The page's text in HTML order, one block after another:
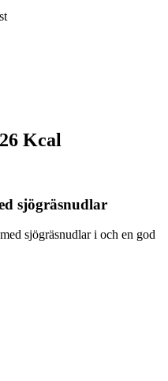
Kcal
sjögräsnudlar
sjögräsnudlar i och en god